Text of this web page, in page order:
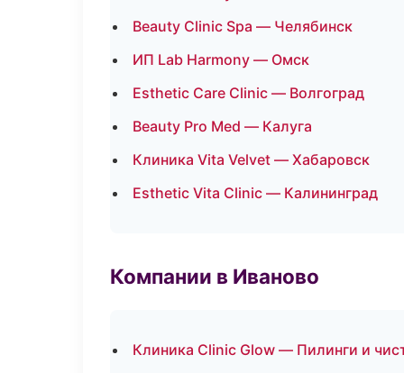
Beauty Clinic Spa — Челябинск
ИП Lab Harmony — Омск
Esthetic Care Clinic — Волгоград
Beauty Pro Med — Калуга
Клиника Vita Velvet — Хабаровск
Esthetic Vita Clinic — Калининград
Компании в Иваново
Клиника Clinic Glow — Пилинги и